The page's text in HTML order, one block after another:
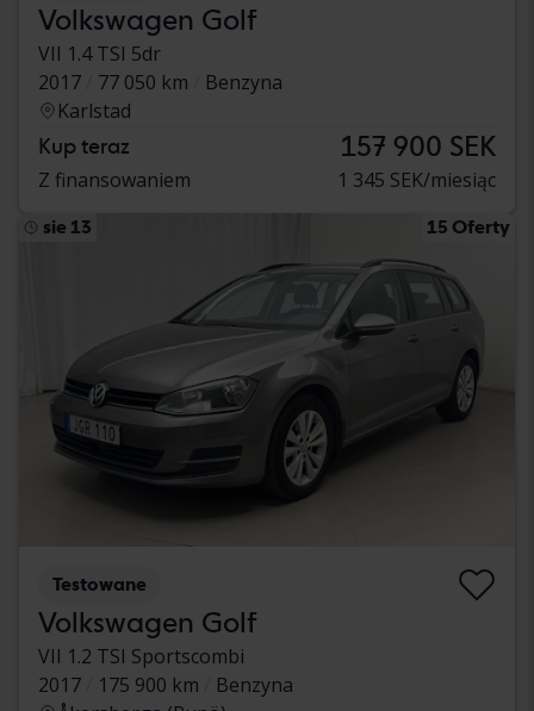
Volkswagen Golf
VII 1.4 TSI 5dr
2017
77 050 km
Benzyna
Karlstad
Kup teraz 157 900 SEK
Z finansowaniem 1 345 SEK/miesiąc
sie 13 15 Oferty
Testowane
Volkswagen Golf
VII 1.2 TSI Sportscombi
2017
175 900 km
Benzyna